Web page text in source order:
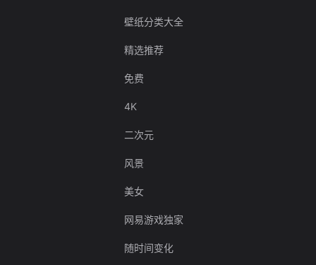
壁纸分类大全
精选推荐
免费
4K
二次元
风景
美女
网易游戏独家
随时间变化